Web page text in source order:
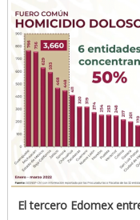
El tercero Edomex